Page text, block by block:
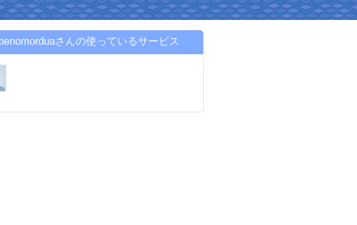
さんの使っているサービス